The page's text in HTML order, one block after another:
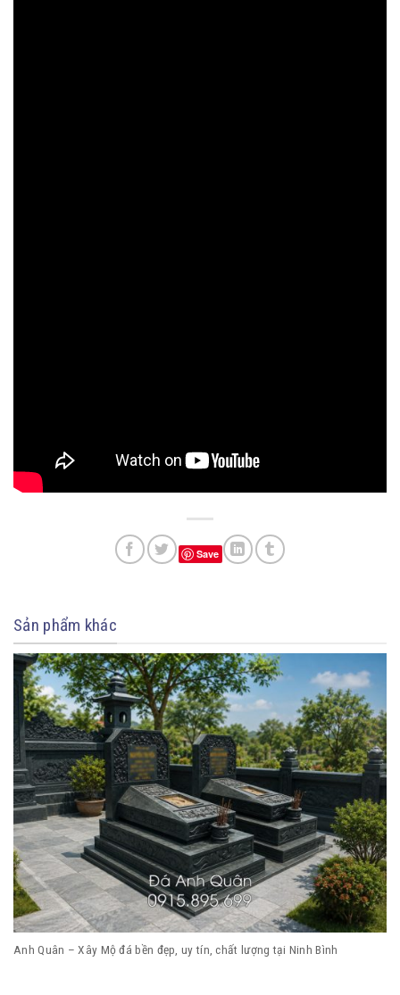
Save
Sản phẩm khác
Anh Quân – Xây Mộ đá bền đẹp, uy tín, chất lượng tại Ninh Bình